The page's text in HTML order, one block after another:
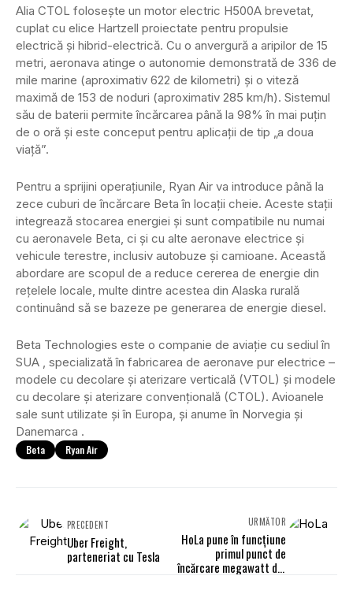
Alia CTOL folosește un motor electric H500A brevetat,
cuplat cu elice Hartzell proiectate pentru propulsie
electrică și hibrid-electrică. Cu o anvergură a aripilor de 15
metri, aeronava atinge o autonomie demonstrată de 336 de
mile marine (aproximativ 622 de kilometri) și o viteză
maximă de 153 de noduri (aproximativ 285 km/h). Sistemul
său de baterii permite încărcarea până la 98% în mai puțin
de o oră și este conceput pentru aplicații de tip „a doua
viață”.
Pentru a sprijini operațiunile, Ryan Air va introduce până la
zece cuburi de încărcare Beta în locații cheie. Aceste stații
integrează stocarea energiei și sunt compatibile nu numai
cu aeronavele Beta, ci și cu alte aeronave electrice și
vehicule terestre, inclusiv autobuze și camioane. Această
abordare are scopul de a reduce cererea de energie din
rețelele locale, multe dintre acestea din Alaska rurală
continuând să se bazeze pe generarea de energie diesel.
Beta Technologies este o companie de aviație cu sediul în
SUA , specializată în fabricarea de aeronave pur electrice –
modele cu decolare și aterizare verticală (VTOL) și modele
cu decolare și aterizare convențională (CTOL). Avioanele
sale sunt utilizate și în Europa, și anume în Norvegia și
Danemarca .
Beta Ryan Air
PRECEDENT
Uber Freight,
parteneriat cu Tesla
URMĂTOR
HoLa pune în funcțiune
primul punct de
încărcare megawatt din